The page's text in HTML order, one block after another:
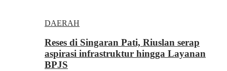
DAERAH
Reses di Singaran Pati, Riuslan serap
aspirasi infrastruktur hingga Layanan
BPJS